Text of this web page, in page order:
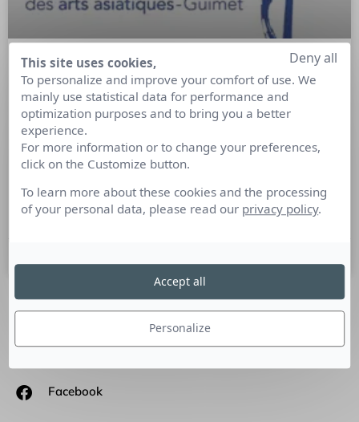
Le Musée national des arts
asiatiques-Guimet : objectif
influence…
« Le musée doit répondre en terme de communication a une
collections, communiquer sur son histoire, son architecture,
la
SUIVEZ-NOUS
Facebook
This site uses cookies,
To personalize and improve your comfort of use. We
mainly use statistical data for performance and
optimization purposes and to bring you a better
experience.
For more information or to change your preferences,
click on the Customize button.
To learn more about these cookies and the processing
of your personal data, please read our privacy policy.
Personalize
Deny all
Accept all